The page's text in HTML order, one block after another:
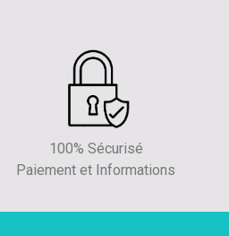
100% Sécurisé
Paiement et Informations